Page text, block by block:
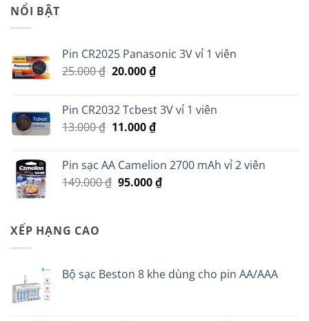
NỔI BẬT
Pin CR2025 Panasonic 3V vỉ 1 viên
25.000₫ Giá
25.000 ₫.
20.000₫Giá
là:
20.000 ₫.
Pin CR2032 Tcbest 3V vỉ 1 viên
13.000₫ Giá
13.000 ₫.
11.000₫Giá
là:
11.000 ₫.
Pin sạc AA Camelion 2700 mAh vỉ 2 viên
149.000₫ Giá
95.000₫Giá
XẾP HẠNG CAO
Bộ sạc Beston 8 khe dùng cho pin AA/AAA